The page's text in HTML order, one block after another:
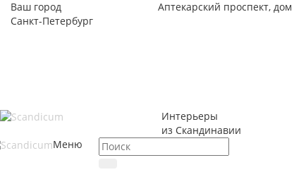
Ваш город
Санкт-Петербург
Аптекарский проспект, дом
Интерьеры
из Скандинавии
Меню